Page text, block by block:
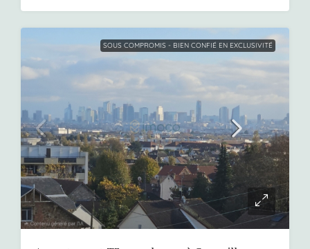
SOUS COMPROMIS - BIEN CONFIÉ EN EXCLUSIVITÉ